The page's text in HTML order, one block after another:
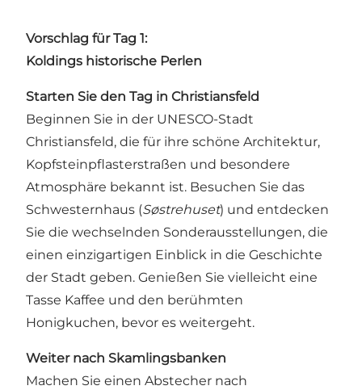
Vorschlag für Tag 1:
Koldings historische Perlen
Starten Sie den Tag in Christiansfeld
Beginnen Sie in der UNESCO-Stadt
Christiansfeld, die für ihre schöne Architektur,
Kopfsteinpflasterstraßen und besondere
Atmosphäre bekannt ist. Besuchen Sie das
Schwesternhaus (Søstrehuset) und entdecken
Sie die wechselnden Sonderausstellungen, die
einen einzigartigen Einblick in die Geschichte
der Stadt geben. Genießen Sie vielleicht eine
Tasse Kaffee und den berühmten
Honigkuchen, bevor es weitergeht.
Weiter nach Skamlingsbanken
Machen Sie einen Abstecher nach